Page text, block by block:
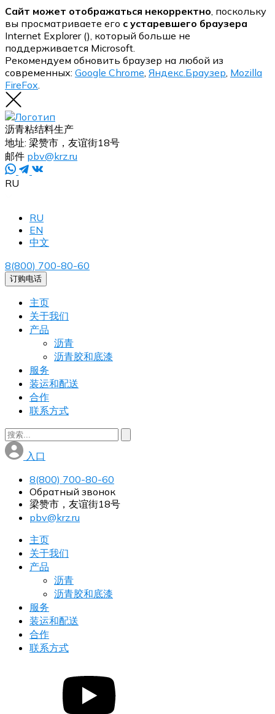
Сайт может отображаться некорректно, поскольку
вы просматриваете его с устаревшего браузера
Internet Explorer (), который больше не
поддерживается Microsoft.
Рекомендуем обновить браузер на любой из
современных: Google Chrome, Яндекс.Браузер, Mozilla
FireFox.
沥青粘结料生产
地址: 梁赞市，友谊街18号
邮件 pbv@krz.ru
RU
RU
EN
中文
8(800) 700-80-60
订购电话
主页
关于我们
产品
沥青
沥青胶和底漆
服务
装运和配送
合作
联系方式
入口
8(800) 700-80-60
Обратный звонок
梁赞市，友谊街18号
pbv@krz.ru
主页
关于我们
产品
沥青
沥青胶和底漆
服务
装运和配送
合作
联系方式